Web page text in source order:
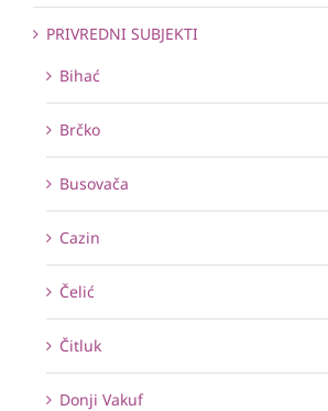
PRIVREDNI SUBJEKTI
Bihać
Brčko
Busovača
Cazin
Čelić
Čitluk
Donji Vakuf